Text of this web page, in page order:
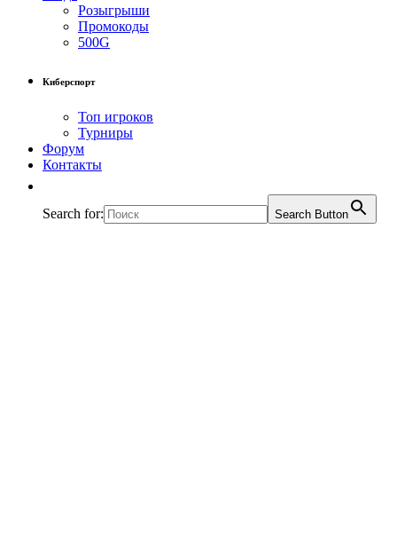
Розыгрыши
Промокоды
500G
Киберспорт
Топ игроков
Турниры
Форум
Контакты
Search for: Search Button